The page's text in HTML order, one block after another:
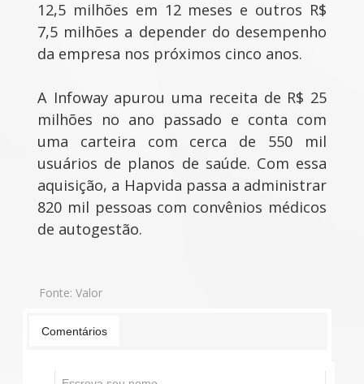
12,5 milhões em 12 meses e outros R$
7,5 milhões a depender do desempenho
da empresa nos próximos cinco anos.
A Infoway apurou uma receita de R$ 25
milhões no ano passado e conta com
uma carteira com cerca de 550 mil
usuários de planos de saúde. Com essa
aquisição, a Hapvida passa a administrar
820 mil pessoas com convênios médicos
de autogestão.
Fonte: Valor
Comentários